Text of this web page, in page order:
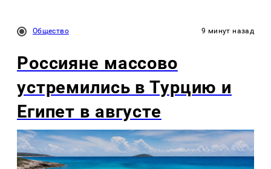
Общество 9 минут назад
Россияне массово
устремились в Турцию и
Египет в августе